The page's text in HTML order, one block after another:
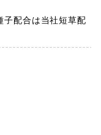
子配合は当社短草配